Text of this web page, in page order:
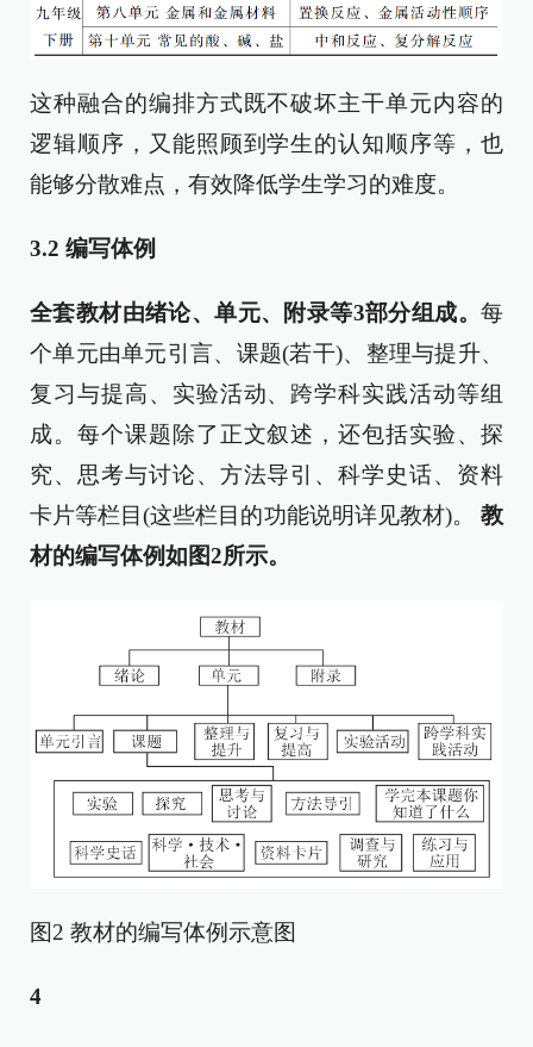
这种融合的编排方式既不破坏主干单元内容的
逻辑顺序，又能照顾到学生的认知顺序等，也
能够分散难点，有效降低学生学习的难度。
3.2 编写体例
全套教材由绪论、单元、附录等3部分组成。每
个单元由单元引言、课题(若干)、整理与提升、
复习与提高、实验活动、跨学科实践活动等组
成。每个课题除了正文叙述，还包括实验、探
究、思考与讨论、方法导引、科学史话、资料
卡片等栏目(这些栏目的功能说明详见教材)。
教
材的编写体例如图2所示。
图2 教材的编写体例示意图
4